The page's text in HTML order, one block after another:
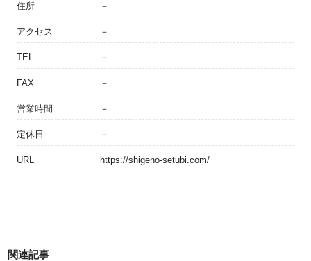
住所 －
アクセス －
TEL －
FAX －
営業時間 －
定休日 －
URL https://shigeno-setubi.com/
関連記事